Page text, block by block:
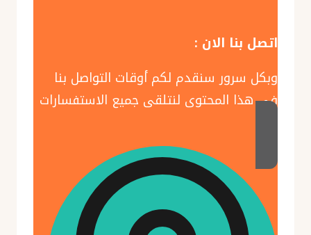
اتصل بنا الان :
وبكل سرور سنقدم لكم أوقات التواصل بنا
في هذا المحتوى لنتلقى جميع الاستفسارات